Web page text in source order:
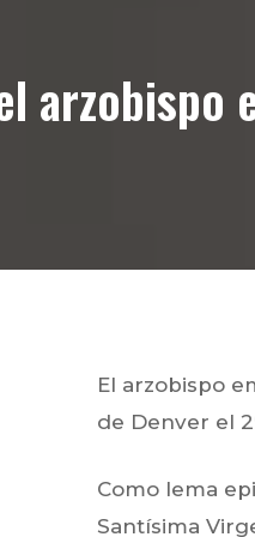
arzobispo
El arzobispo
de Denver el
Como lema
Santísima